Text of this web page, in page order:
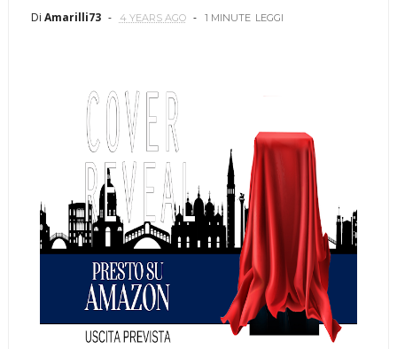
Di Amarilli73 4 YEARS AGO 1 MINUTE LEGGI